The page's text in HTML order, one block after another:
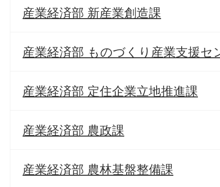
産業経済部 新産業創造課
産業経済部 ものづくり産業支援セ
産業経済部 定住企業立地推進課
産業経済部 農政課
産業経済部 農林基盤整備課